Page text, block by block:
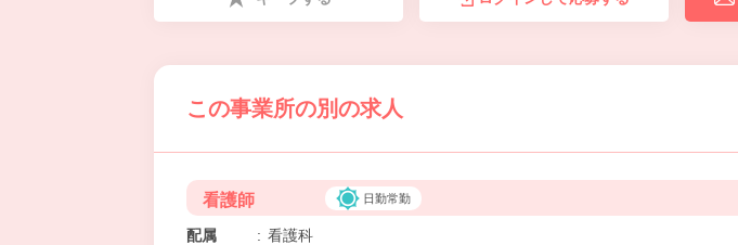
この事業所の別の求人
看護師 日勤常勤
配属 : 看護科